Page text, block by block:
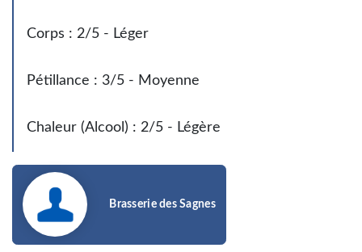
Corps : 2/5 - Léger
Pétillance : 3/5 - Moyenne
Chaleur (Alcool) : 2/5 - Légère
Brasserie des Sagnes